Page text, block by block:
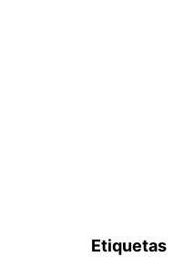
Etiquetas